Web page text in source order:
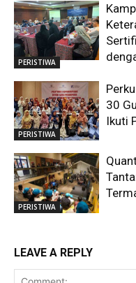
PERISTIWA
PERISTIWA
30
Ikuti
PERISTIWA
LEAVE A REPLY